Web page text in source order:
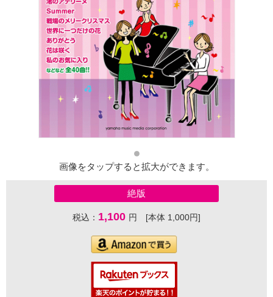
画像をタップすると拡大ができます。
絶版
税込： 1,100 円 [本体 1,000円]